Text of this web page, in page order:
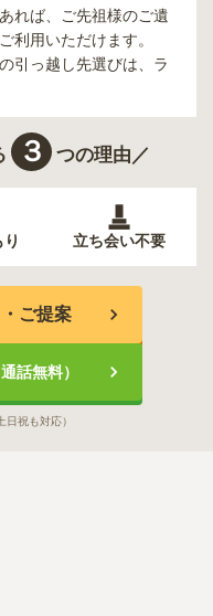
れば、ご先祖様のご遺
利用いただけます。
引っ越し先選びは、ラ
３ つの理由／
立ち会い不要
ご提案
話無料）
日祝も対応）